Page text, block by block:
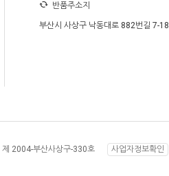
반품주소지
부산시 사상구 낙동대로 882번길 7-18
제 2004-부산사상구-330호
사업자정보확인